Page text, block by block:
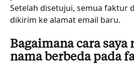
Setelah disetujui, semua faktur
dikirim ke alamat email baru.
Bagaimana cara saya
nama berbeda pada